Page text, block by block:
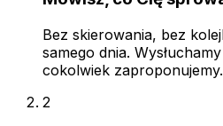
Bez skierowania, bez
samego dnia.
cokolwiek zaproponujemy.
2